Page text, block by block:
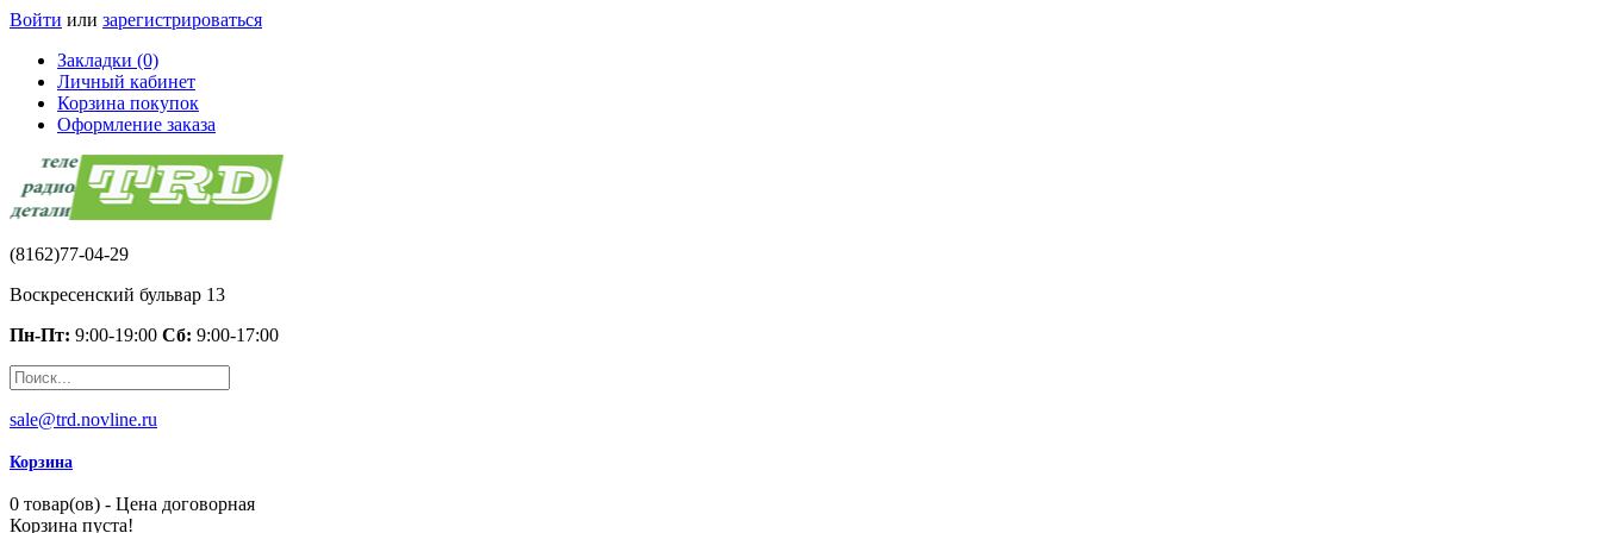
Войти или зарегистрироваться
Закладки (0)
Личный кабинет
Корзина покупок
Оформление заказа
(8162)77-04-29
Воскресенский бульвар 13
Пн-Пт: 9:00-19:00 Сб: 9:00-17:00
sale@trd.novline.ru
Корзина
0 товар(ов) - Цена договорная
Корзина пуста!